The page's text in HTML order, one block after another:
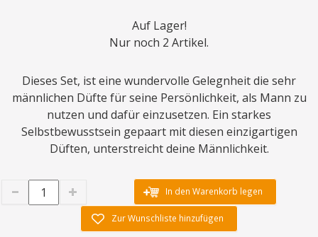
Auf Lager!
Nur noch 2 Artikel.
Dieses Set, ist eine wundervolle Gelegnheit die sehr
männlichen Düfte für seine Persönlichkeit, als Mann zu
nutzen und dafür einzusetzen. Ein starkes
Selbstbewusstsein gepaart mit diesen einzigartigen
Düften, unterstreicht deine Männlichkeit.
In den Warenkorb legen
Zur Wunschliste hinzufügen